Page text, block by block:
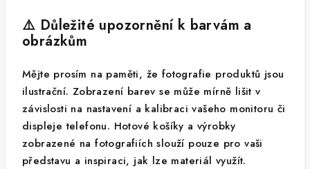
⚠️ Důležité upozornění k barvám a
obrázkům
Mějte prosím na paměti, že fotografie produktů jsou
ilustrační. Zobrazení barev se může mírně lišit v
závislosti na nastavení a kalibraci vašeho monitoru či
displeje telefonu. Hotové košíky a výrobky
zobrazené na fotografiích slouží pouze pro vaši
představu a inspiraci, jak lze materiál využít.